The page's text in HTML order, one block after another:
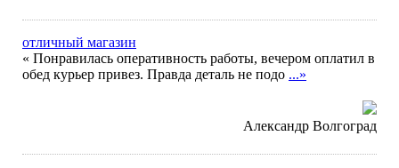
отличный магазин
« Понравилась оперативность работы, вечером оплатил в
обед курьер привез. Правда деталь не подо ...»
Александр Волгоград